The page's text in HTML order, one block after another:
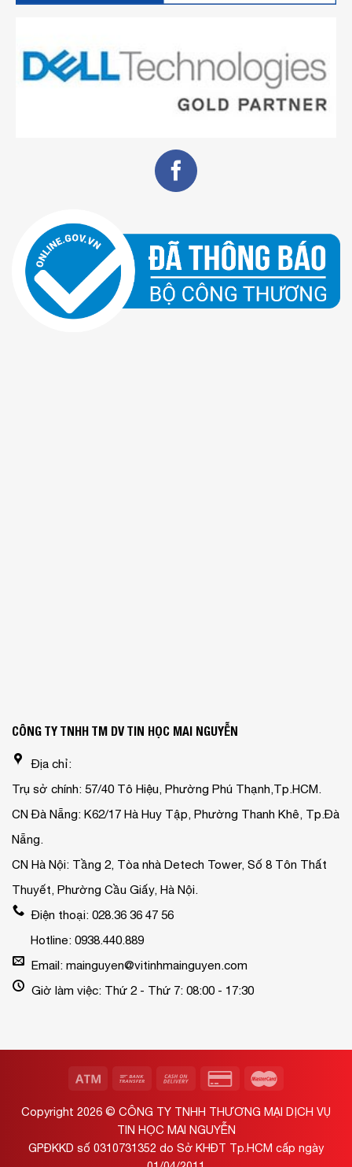
CÔNG TY TNHH TM DV TIN HỌC MAI NGUYỄN
Địa chỉ:
Trụ sở chính: 57/40 Tô Hiệu, Phường Phú Thạnh,Tp.HCM.
CN Đà Nẵng: K62/17 Hà Huy Tập, Phường Thanh Khê, Tp.Đà
Nẵng.
CN Hà Nội: Tầng 2, Tòa nhà Detech Tower, Số 8 Tôn Thất
Thuyết, Phường Cầu Giấy, Hà Nội.
Điện thoại: 028.36 36 47 56
Hotline: 0938.440.889
Email: mainguyen@vitinhmainguyen.com
Giờ làm việc: Thứ 2 - Thứ 7: 08:00 - 17:30
Copyright 2026 © CÔNG TY TNHH THƯƠNG MẠI DỊCH VỤ
TIN HỌC MAI NGUYỄN
GPĐKKD số 0310731352 do Sở KHĐT Tp.HCM cấp ngày